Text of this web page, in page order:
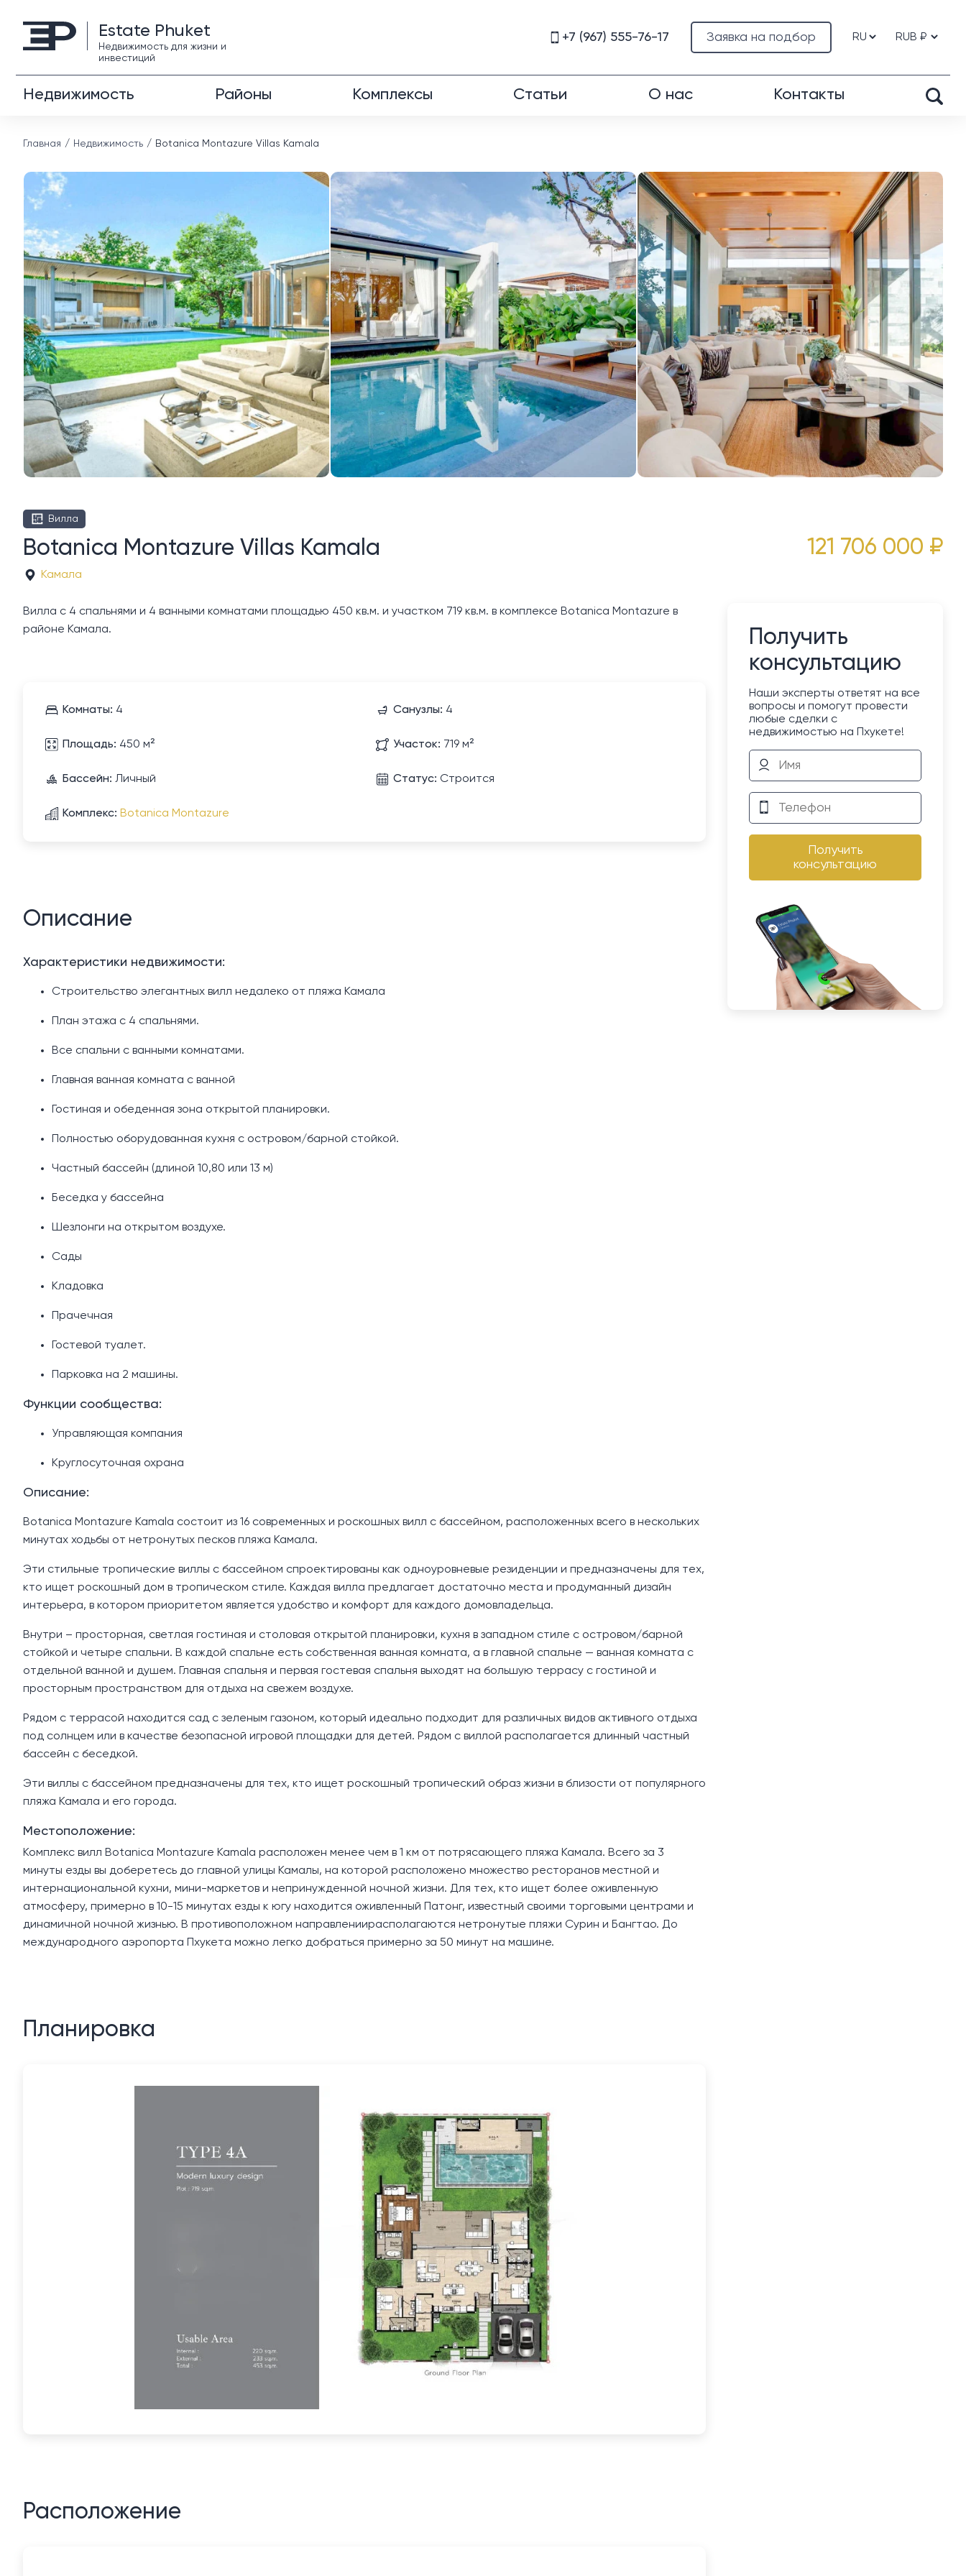
Estate Phuket
Недвижимость для жизни и
инвестиций
Заявка на подбор
+7 (967) 555-76-17
Недвижимость Районы Комплексы Статьи О нас Контакты
Главная Недвижимость Botanica Montazure Villas Kamala
Вилла
Botanica Montazure Villas Kamala
Камала
121 706 000 ₽
Вилла с 4 спальнями и 4 ванными комнатами площадью 450 кв.м. и участком 719 кв.м. в комплексе Botanica Montazure в
районе Камала.
Комнаты: 4 Санузлы: 4
Площадь: 450 м² Участок: 719 м²
Бассейн: Личный Статус: Строится
Комплекс: Botanica Montazure
Описание
Характеристики недвижимости:
Строительство элегантных вилл недалеко от пляжа Камала
План этажа с 4 спальнями.
Все спальни с ванными комнатами.
Главная ванная комната с ванной
Гостиная и обеденная зона открытой планировки.
Полностью оборудованная кухня с островом/барной стойкой.
Частный бассейн (длиной 10,80 или 13 м)
Беседка у бассейна
Шезлонги на открытом воздухе.
Сады
Кладовка
Прачечная
Гостевой туалет.
Парковка на 2 машины.
Функции сообщества:
Управляющая компания
Круглосуточная охрана
Описание:
Botanica Montazure Kamala состоит из 16 современных и роскошных вилл с бассейном, расположенных всего в нескольких
минутах ходьбы от нетронутых песков пляжа Камала.
Эти стильные тропические виллы с бассейном спроектированы как одноуровневые резиденции и предназначены для тех,
кто ищет роскошный дом в тропическом стиле. Каждая вилла предлагает достаточно места и продуманный дизайн
интерьера, в котором приоритетом является удобство и комфорт для каждого домовладельца.
Внутри – просторная, светлая гостиная и столовая открытой планировки, кухня в западном стиле с островом/барной
стойкой и четыре спальни. В каждой спальне есть собственная ванная комната, а в главной спальне — ванная комната с
отдельной ванной и душем. Главная спальня и первая гостевая спальня выходят на большую террасу с гостиной и
просторным пространством для отдыха на свежем воздухе.
Рядом с террасой находится сад с зеленым газоном, который идеально подходит для различных видов активного отдыха
под солнцем или в качестве безопасной игровой площадки для детей. Рядом с виллой располагается длинный частный
бассейн с беседкой.
Эти виллы с бассейном предназначены для тех, кто ищет роскошный тропический образ жизни в близости от популярного
пляжа Камала и его города.
Местоположение:
Комплекс вилл Botanica Montazure Kamala расположен менее чем в 1 км от потрясающего пляжа Камала. Всего за 3
минуты езды вы доберетесь до главной улицы Камалы, на которой расположено множество ресторанов местной и
интернациональной кухни, мини-маркетов и непринужденной ночной жизни. Для тех, кто ищет более оживленную
атмосферу, примерно в 10-15 минутах езды к югу находится оживленный Патонг, известный своими торговыми центрами и
динамичной ночной жизнью. В противоположном направлениирасполагаются нетронутые пляжи Сурин и Бангтао. До
международного аэропорта Пхукета можно легко добраться примерно за 50 минут на машине.
Планировка
Расположение
Получить
консультацию
Наши эксперты ответят на все
вопросы и помогут провести
любые сделки с
недвижимостью на Пхукете!
Получить
консультацию